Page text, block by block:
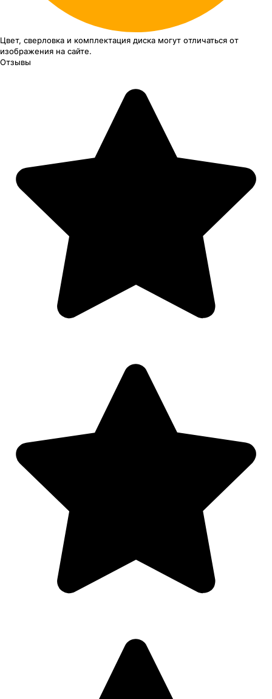
Цвет, сверловка и комплектация диска могут отличаться от
изображения на сайте.
Отзывы